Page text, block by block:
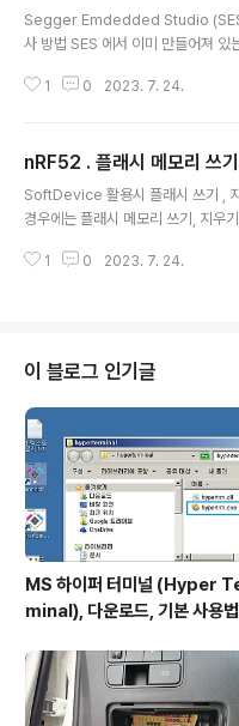
Segger Emdedded Studio
사 방법 SES 에서 이미 만들어져 있
템플릿 3 ( 타겟 칩 nRF52840 으로
및 내가 만든 SDK 류들인
레벨에 프로젝트 1개 단위로 폴더들
위 프로젝트 중에 붉은 박스 (폴더
WORK_NRF5_CyUF ) 내부에 프
1 0 2023. 7. 24.
nRF52 . 플래시 메모리 쓰기
SoftDevice 활용시 플래시 쓰기 ,
경우에는 플래시 메모리 쓰기, 지우
함수들은 비동기함수(= non-
e started...
1 0 2023. 7. 24.
이 블로그 인기글
MS 하이퍼 터미널 (Hyper
minal), 다운로드, 기본 사용